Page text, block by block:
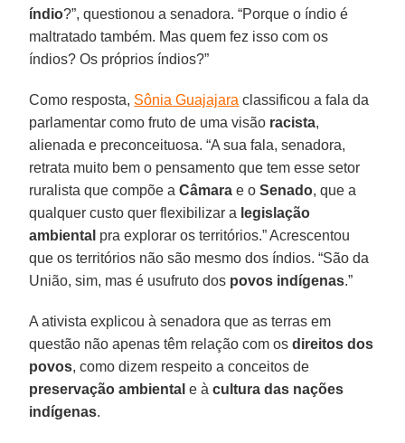
índio?”, questionou a senadora. “Porque o índio é
maltratado também. Mas quem fez isso com os
índios? Os próprios índios?”
Como resposta, Sônia Guajajara classificou a fala da
parlamentar como fruto de uma visão racista,
alienada e preconceituosa. “A sua fala, senadora,
retrata muito bem o pensamento que tem esse setor
ruralista que compõe aCâmara e oSenado, que a
qualquer custo quer flexibilizar a legislação
ambiental pra explorar os territórios.” Acrescentou
que os territórios não são mesmo dos índios. “São da
União, sim, mas é usufruto dos povos indígenas.”
A ativista explicou à senadora que as terras em
questão não apenas têm relação com osdireitos dos
povos, como dizem respeito a conceitos de
preservação ambiental e àcultura das nações
indígenas.